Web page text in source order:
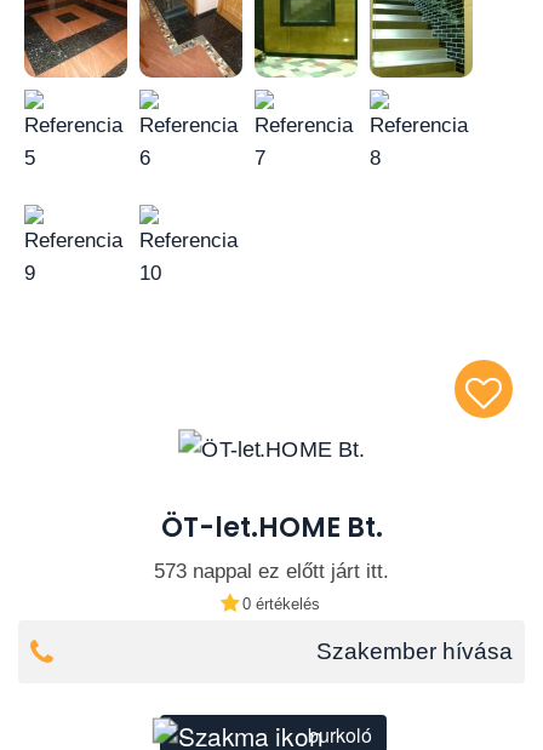
ÖT-let.HOME Bt.
573 nappal ez előtt járt itt.
0 értékelés
Szakember hívása
burkoló